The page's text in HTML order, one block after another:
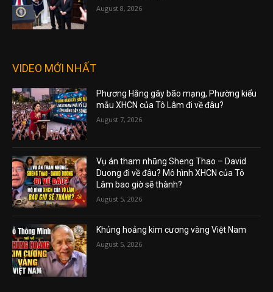
August 8, 2026
VIDEO MỚI NHẤT
Phương Hằng gây bão mạng, Phường kiểu
mẫu XHCN của Tô Lâm đi về đâu?
August 7, 2026
Vụ án tham nhũng Sheng Thao – David
Duong đi về đâu? Mô hình XHCN của Tô
Lâm bao giờ sẽ thành?
August 5, 2026
Khủng hoảng kim cương vàng Việt Nam
August 5, 2026